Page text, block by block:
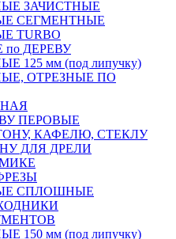
ЗАЧИСТНЫЕ
СЕГМЕНТНЫЕ
TURBO
ДЕРЕВУ
125 мм (под липучку)
ОТРЕЗНЫЕ ПО
ПЕРОВЫЕ
КАФЕЛЮ, СТЕКЛУ
ДЛЯ ДРЕЛИ
СПЛОШНЫЕ
150 мм (под липучку)